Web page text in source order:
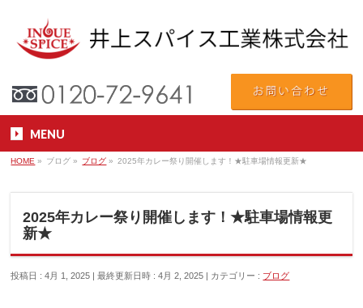
MENU
HOME » ブログ » ブログ » 2025年カレー祭り開催します！★駐車場情報更新★
2025年カレー祭り開催します！★駐車場情報更
新★
投稿日 : 4月 1, 2025 最終更新日時 : 4月 2, 2025 カテゴリー : ブログ